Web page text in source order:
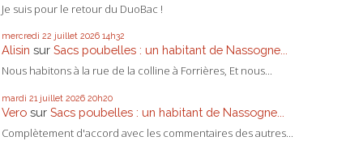
Je suis pour le retour du DuoBac !
mercredi 22 juillet 2026 14h32
Alisin sur Sacs poubelles : un habitant de Nassogne...
Nous habitons à la rue de la colline à Forrières, Et nous...
mardi 21 juillet 2026 20h20
Vero sur Sacs poubelles : un habitant de Nassogne...
Complètement d'accord avec les commentaires des autres...